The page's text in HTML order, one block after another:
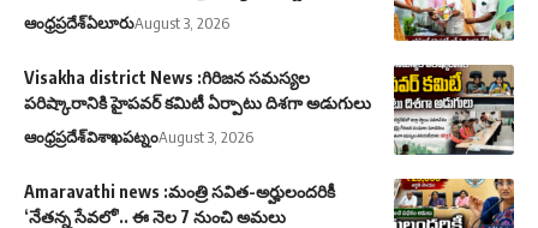
ఆంధ్రప్రదేశ్ఏలూరుAugust 3, 2026
Visakha district News :గిరిజన సమస్యల
పరిష్కారానికి హైపవర్ కమిటీ ఏర్పాటు దిశగా అడుగులు
ఆంధ్రప్రదేశ్విశాఖపట్నంAugust 3, 2026
Amaravathi news :మంత్రి సవిత-అర్హులందరికీ
‘నేతన్న సేవలో’.. ఈ నెల 7 నుంచి అమలు